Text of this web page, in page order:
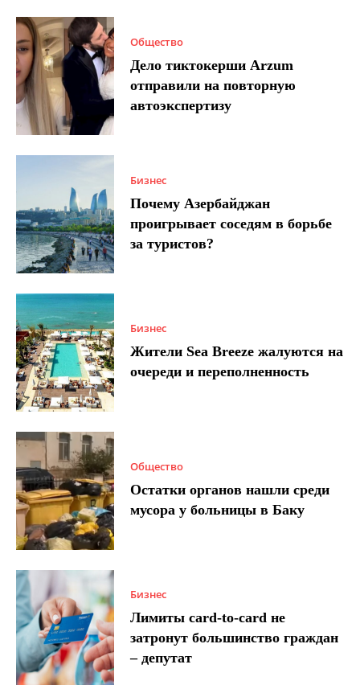
Общество
Дело тиктокерши Arzum
отправили на повторную
автоэкспертизу
Бизнес
Почему Азербайджан
проигрывает соседям в борьбе
за туристов?
Бизнес
Жители Sea Breeze жалуются на
очереди и переполненность
Общество
Остатки органов нашли среди
мусора у больницы в Баку
Бизнес
Лимиты card-to-card не
затронут большинство граждан
– депутат